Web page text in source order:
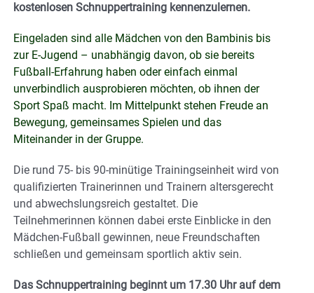
kostenlosen Schnuppertraining kennenzulernen.
Eingeladen sind alle Mädchen von den Bambinis bis
zur E-Jugend – unabhängig davon, ob sie bereits
Fußball-Erfahrung haben oder einfach einmal
unverbindlich ausprobieren möchten, ob ihnen der
Sport Spaß macht. Im Mittelpunkt stehen Freude an
Bewegung, gemeinsames Spielen und das
Miteinander in der Gruppe.
Die rund 75- bis 90-minütige Trainingseinheit wird von
qualifizierten Trainerinnen und Trainern altersgerecht
und abwechslungsreich gestaltet. Die
Teilnehmerinnen können dabei erste Einblicke in den
Mädchen-Fußball gewinnen, neue Freundschaften
schließen und gemeinsam sportlich aktiv sein.
Das Schnuppertraining beginnt um 17.30 Uhr auf dem